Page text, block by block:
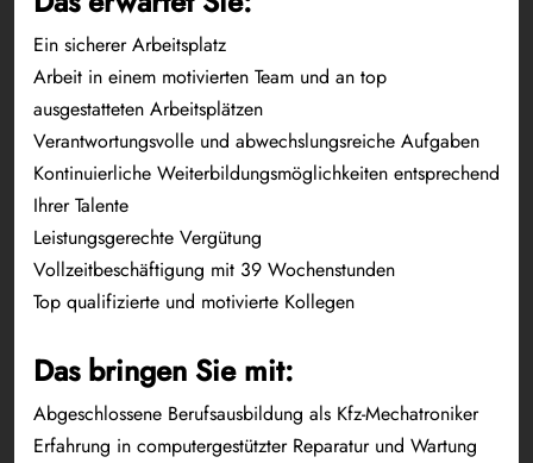
Ein sicherer Arbeitsplatz
Arbeit in einem motivierten Team und an top
ausgestatteten Arbeitsplätzen
Verantwortungsvolle und abwechslungsreiche Aufgaben
Kontinuierliche Weiterbildungsmöglichkeiten entsprechend
Ihrer Talente
Leistungsgerechte Vergütung
Vollzeitbeschäftigung mit 39 Wochenstunden
Top qualifizierte und motivierte Kollegen
Das bringen Sie mit:
Abgeschlossene Berufsausbildung als Kfz-Mechatroniker
Erfahrung in computergestützter Reparatur und Wartung